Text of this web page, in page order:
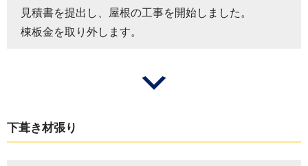
見積書を提出し、屋根の工事を開始しました。
棟板金を取り外します。
下葺き材張り